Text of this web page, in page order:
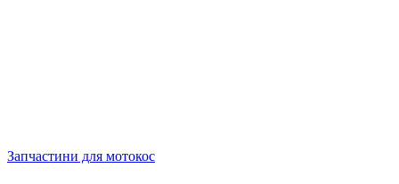
Запчастини для мотокос